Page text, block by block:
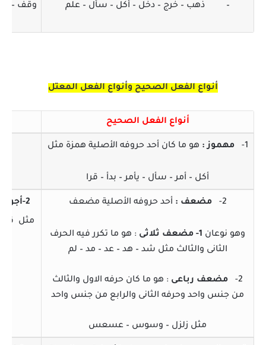
– ذهب – خرج – دخل – أكل – سأل – علم وقف –
أنواع الفعل الصحيح وأنواع الفعل المعتل
أنواع الفعل الصحيح
1- مهموز: هو ما كان أحد حروفه الأصلية همزة مثل
أكل – أمر – سأل – يأمر – بدأ – قرا
2- مضعف : أحد حروفه الأصلية مضعف
وهو نوعان 1- مضعف ثلاثى
: هو ما تكرر فيه الحرف
الثانى والثالث مثل شد – هد – عد – مد – لم
2- مضعف رباعى : هو ما كان حرفه الاول والثالث
من جنس واحد وحرفه الثانى والرابع من جنس واحد
مثل زلزل – وسوس – عسعس
2-أجوف :
مثل قال